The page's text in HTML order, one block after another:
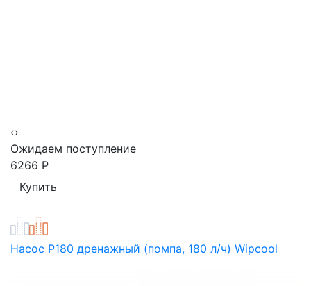
‹›
Ожидаем поступление
6266 Р
Насос P180 дренажный (помпа, 180 л/ч) Wipcool